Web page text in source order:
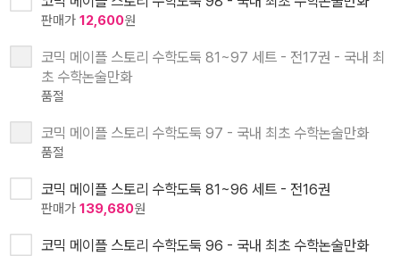
판매가 12,600원
코믹 메이플 스토리 수학도둑 81~97 세트 - 전17권 - 국내 최
초 수학논술만화
품절
코믹 메이플 스토리 수학도둑 97 - 국내 최초 수학논술만화
품절
코믹 메이플 스토리 수학도둑 81~96 세트 - 전16권
판매가 139,680원
코믹 메이플 스토리 수학도둑 96 - 국내 최초 수학논술만화